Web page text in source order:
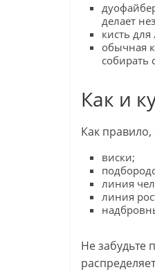
делает
кисть для
обычная
собирать
Как и
Как
виски;
линия
линия
Не забудьте